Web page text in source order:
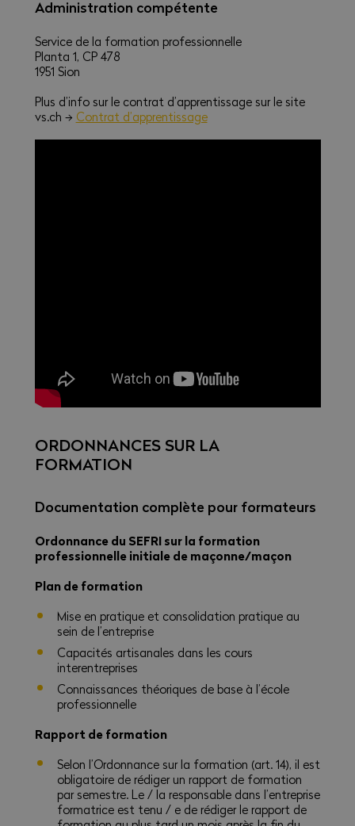
Administration compétente
Service de la formation professionnelle
Planta 1, CP 478
1951 Sion
Plus d’info sur le contrat d’apprentissage sur le site
vs.ch -> Contrat d’apprentissage
ORDONNANCES SUR LA
FORMATION
Documentation complète pour formateurs
Ordonnance du SEFRI sur la formation
professionnelle initiale de maçonne/maçon
Plan de formation
Mise en pratique et consolidation pratique au
sein de l’entreprise
Capacités artisanales dans les cours
interentreprises
Connaissances théoriques de base à l’école
professionnelle
Rapport de formation
Selon l’Ordonnance sur la formation (art. 14), il est
obligatoire de rédiger un rapport de formation
par semestre. Le / la responsable dans l’entreprise
formatrice est tenu / e de rédiger le rapport de